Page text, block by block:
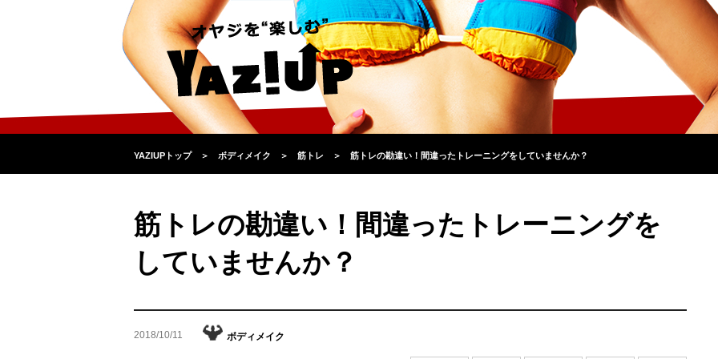
YAZIUPトップ ＞ ボディメイク ＞ 筋トレ ＞ 筋トレの勘違い！間違ったトレーニングをしていませんか？
筋トレの勘違い！間違ったトレーニングを
していませんか？
2018/10/11 ボディメイク